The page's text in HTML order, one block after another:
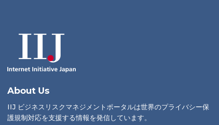
About Us
IIJ ビジネスリスクマネジメントポータルは世界のプライバシー保
護規制対応を支援する情報を発信しています。